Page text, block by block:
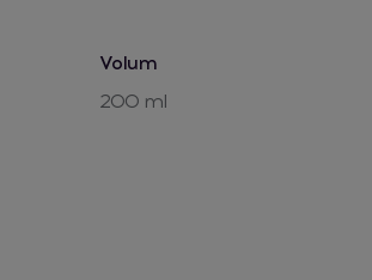
Volum
200 ml